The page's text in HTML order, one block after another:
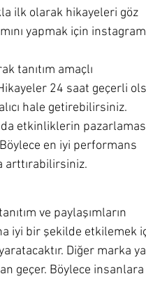
ilk olarak hikayeleri göz
yapmak için instagram
tanıtım amaçlı
24 saat geçerli
hale getirebilirsiniz.
etkinliklerin
en iyi performans
arttırabilirsiniz.
ve paylaşımların
iyi bir şekilde etkilemek
Diğer marka
geçer. Böylece